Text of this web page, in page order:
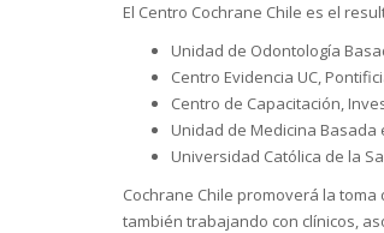
El Centro Cochrane Chile es el
Unidad de Odontología
Centro Evidencia UC,
Centro de Capacitación,
Unidad de Medicina
Universidad Católica de la
Cochrane Chile promoverá la
también trabajando con clínicos,